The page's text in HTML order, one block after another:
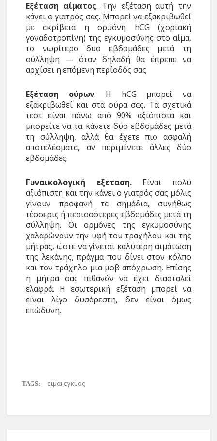
Εξέταση αίματος. Την εξέταση αυτή την
κάνει ο γιατρός σας. Μπορεί να εξακριβωθεί
με ακρίβεια η ορμόνη hCG (χοριακή
γοναδοτροπίνη) της εγκυμοσύνης στο αίμα,
το νωρίτερο δυο εβδο­μάδες μετά τη
σύλληψη — όταν δηλαδή θα έπρεπε να
αρχίσει η επόμενη περίοδός σας.
Εξέταση ούρων. Η hCG μπορεί να
εξακριβωθεί και στα ούρα σας. Τα σχετικά
τεστ είναι πάνω από 90% αξιόπιστα και
μπορείτε να τα κάνετε δύο εβδομάδες μετά
τη σύλληψη, αλλά θα έχετε πιο ασφαλή
αποτελέσματα, αν περιμένετε άλλες δύο
εβδομάδες.
Γυναικολογική εξέταση.Είναι πολύ
αξιόπιστη και την κάνει ο γιατρός σας μόλις
γίνουν προφανή τα σημάδια, συνήθως
τέσσερις ή περισσότερες εβδομάδες μετά τη
σύλληψη. Οι ορμόνες της εγκυμοσύνης
χαλαρώνουν την υφή του τραχήλου και της
μήτρας, ώστε να γίνεται καλύτερη αιμάτωση
της λεκάνης, πράγμα που δίνει στον κόλπο
και τον τράχηλο μια μοβ από­χρωση. Επίσης
η μήτρα σας πιθανόν να έχει διασταλεί
ελαφρά. Η εσωτερική εξέταση μπορεί να
είναι λίγο δυσάρεστη, δεν είναι όμως
επώδυνη.
TAGS: ειμαι εγκυος